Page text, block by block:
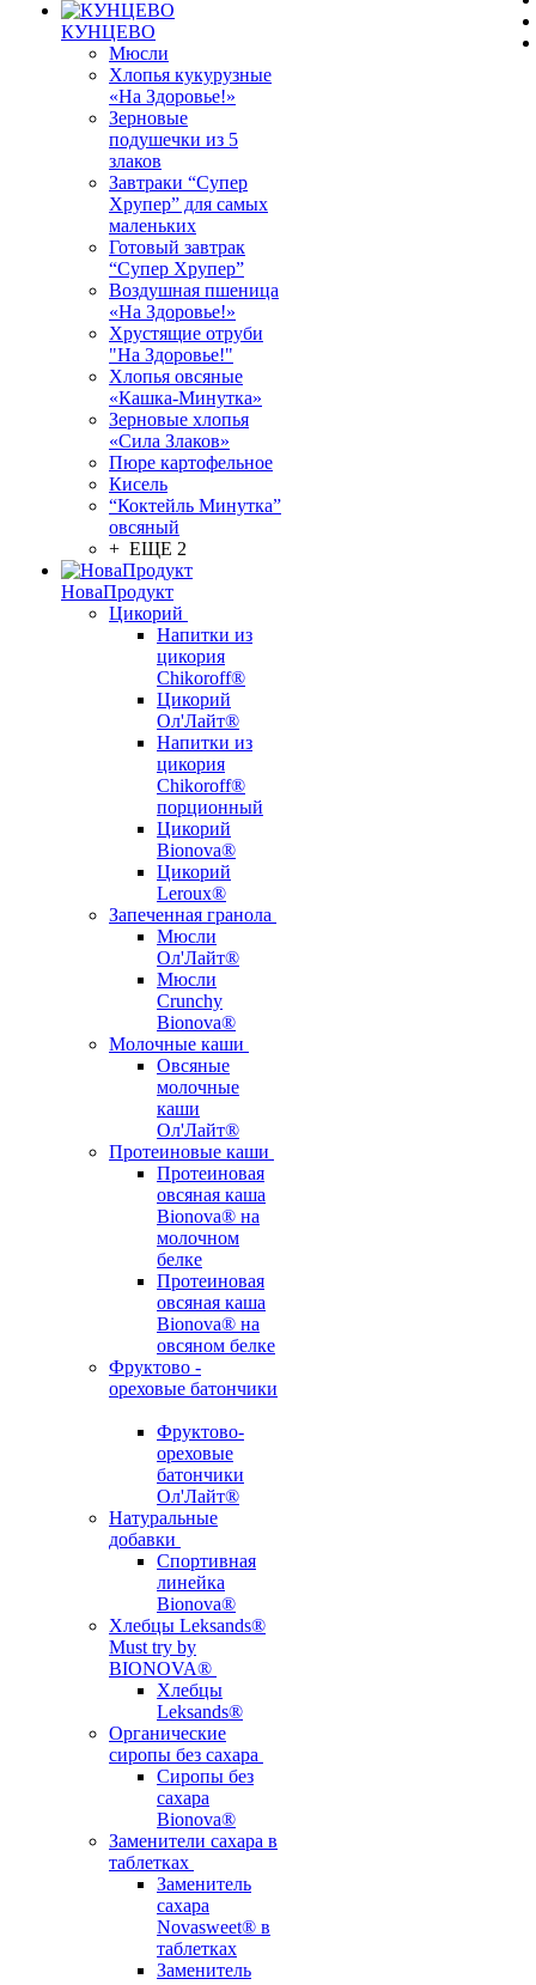
КУНЦЕВО
Мюсли
Хлопья кукурузные
«На Здоровье!»
Зерновые
подушечки из 5
злаков
Завтраки “Супер
Хрупер” для самых
маленьких
Готовый завтрак
“Супер Хрупер”
Воздушная пшеница
«На Здоровье!»
Хрустящие отруби
"На Здоровье!"
Хлопья овсяные
«Кашка-Минутка»
Зерновые хлопья
«Сила Злаков»
Пюре картофельное
Кисель
“Коктейль Минутка”
овсяный
+ ЕЩЕ 2
НоваПродукт
Цикорий
Напитки из
цикория
Chikoroff®
Цикорий
Ол'Лайт®
Напитки из
цикория
Chikoroff®
порционный
Цикорий
Bionova®
Цикорий
Leroux®
Запеченная гранола
Мюсли
Ол'Лайт®
Мюсли
Crunchy
Bionova®
Молочные каши
Овсяные
молочные
каши
Ол'Лайт®
Протеиновые каши
Протеиновая
овсяная каша
Bionova® на
молочном
белке
Протеиновая
овсяная каша
Bionova® на
овсяном белке
Фруктово -
ореховые батончики
Фруктово-
ореховые
батончики
Ол'Лайт®
Натуральные
добавки
Спортивная
линейка
Bionova®
Хлебцы Leksands®
Must try by
BIONOVA®
Хлебцы
Leksands®
Органические
сиропы без сахара
Сиропы без
сахара
Bionova®
Заменители сахара в
таблетках
Заменитель
сахара
Novasweet® в
таблетках
Заменитель